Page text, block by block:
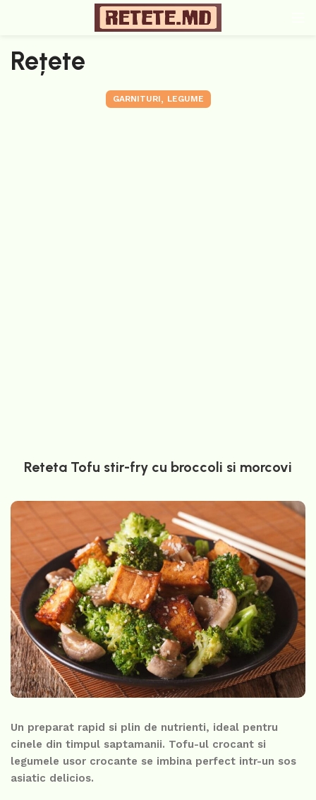
Rețete
GARNITURI, LEGUME
Reteta Tofu stir-fry cu broccoli si morcovi
Un preparat rapid si plin de nutrienti, ideal pentru
cinele din timpul saptamanii. Tofu-ul crocant si
legumele usor crocante se imbina perfect intr-un sos
asiatic delicios.